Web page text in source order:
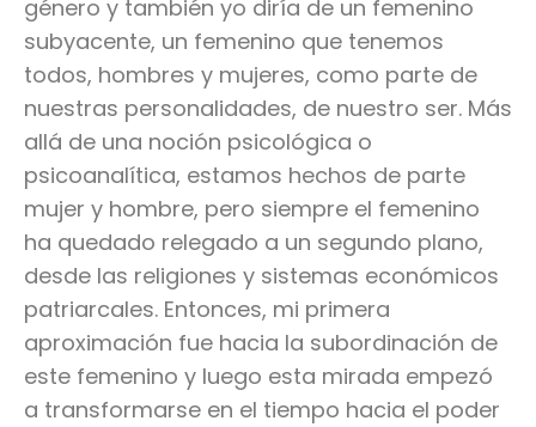
género y también yo diría de un femenino
subyacente, un femenino que tenemos
todos, hombres y mujeres, como parte de
nuestras personalidades, de nuestro ser. Más
allá de una noción psicológica o
psicoanalítica, estamos hechos de parte
mujer y hombre, pero siempre el femenino
ha quedado relegado a un segundo plano,
desde las religiones y sistemas económicos
patriarcales. Entonces, mi primera
aproximación fue hacia la subordinación de
este femenino y luego esta mirada empezó
a transformarse en el tiempo hacia el poder